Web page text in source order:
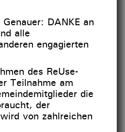
Genauer: DANKE an
alle
engagierten
des ReUse-
Teilnahme am
die
der
von zahlreichen